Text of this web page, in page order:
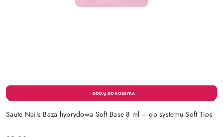
Saute Nails Baza hybrydowa Soft Base 8 ml – do systemu Soft Tips